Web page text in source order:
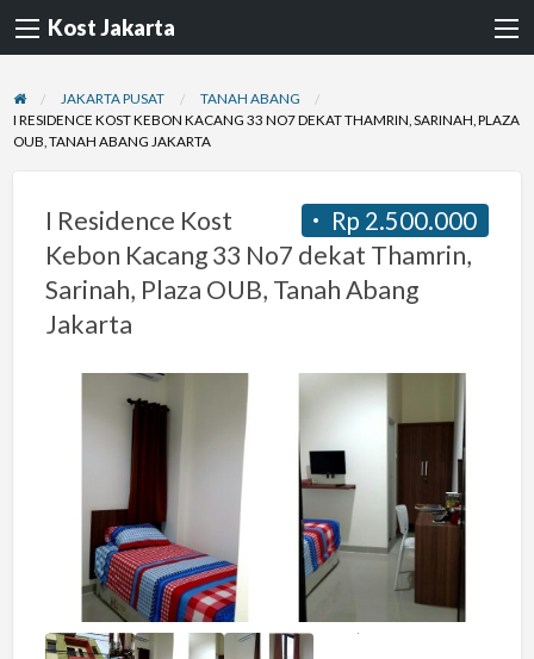
Kost Jakarta
JAKARTA PUSAT
TANAH ABANG
I RESIDENCE KOST KEBON KACANG 33 NO7 DEKAT THAMRIN, SARINAH, PLAZA
OUB, TANAH ABANG JAKARTA
Rp 2.500.000
I Residence Kost
Kebon Kacang 33 No7 dekat Thamrin,
Sarinah, Plaza OUB, Tanah Abang
Jakarta